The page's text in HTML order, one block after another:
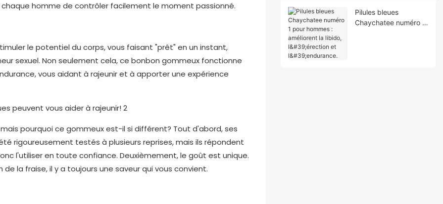
homme de contrôler facilement le moment passionné.
le potentiel du corps, vous faisant "prêt" en un instant,
sexuel. Non seulement cela, ce bonbon gommeux fonctionne
vous aidant à rajeunir et à apporter une expérience
pourquoi ce gommeux est-il si différent? Tout d'abord, ses
rigoureusement testés à plusieurs reprises, mais ils répondent
l'utiliser en toute confiance. Deuxièmement, le goût est unique.
la fraise, il y a toujours une saveur qui vous convient.
Pilules bleues
Chaychatee numéro 1